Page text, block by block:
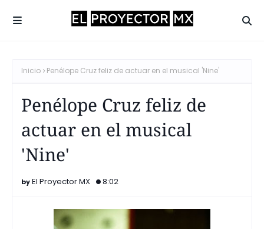
Inicio Penélope Cruz feliz de actuar en el musical 'Nine'
Penélope Cruz feliz de
actuar en el musical
'Nine'
El Proyector MX 8:02